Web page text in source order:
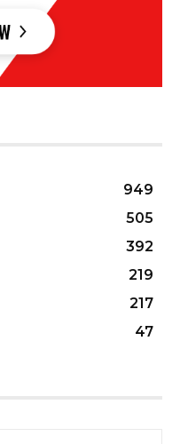
949
505
392
219
217
47